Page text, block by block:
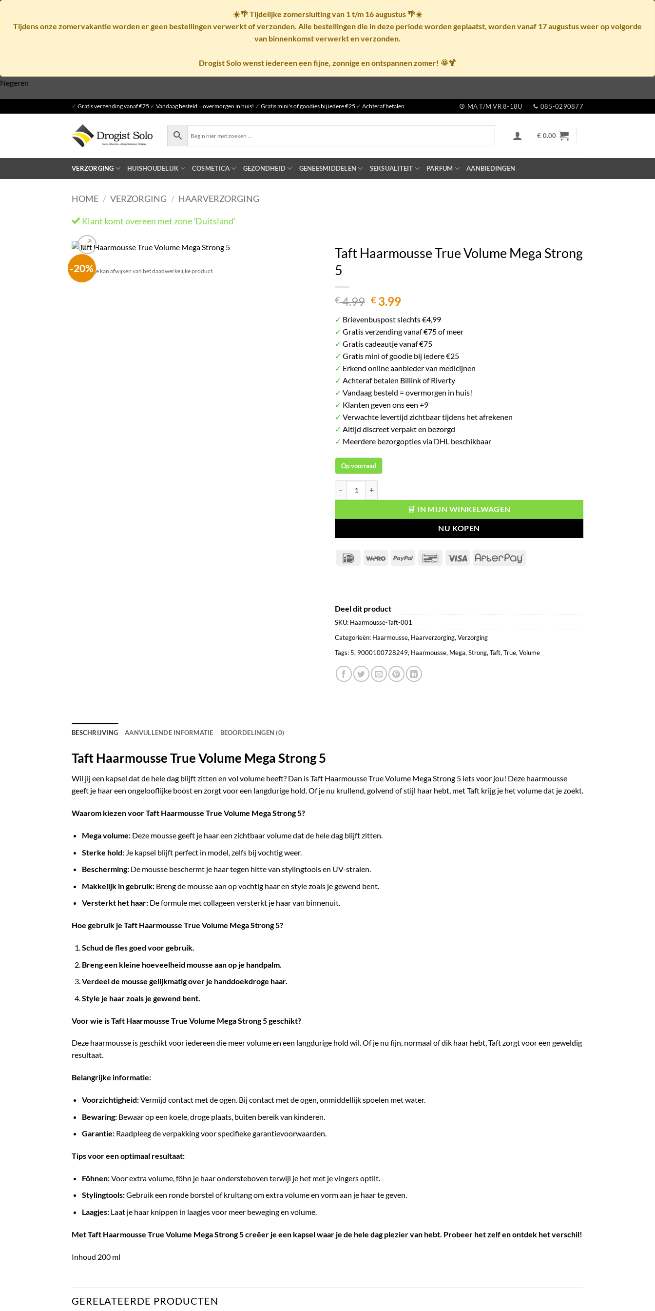
☀️🌴Tijdelijke zomersluiting van 1 t/m 16 augustus🌴☀️
Tijdens onze zomervakantie worden er geen bestellingen verwerkt of verzonden. Alle bestellingen die in deze periode worden geplaatst, worden vanaf 17 augustusweer op volgorde
van binnenkomst verwerkt en verzonden.
Drogist Solo wenst iedereen een fijne, zonnige en ontspannen zomer! 🌞🍹
Negeren
naar
✓ Gratis verzending vanaf €75 ✓ Vandaag besteld = overmorgen in huis! ✓ Gratis mini's of goodies bij iedere €25 ✓ Achteraf betalen MA T/M VR 8-18U 085-0290877
€ 0.00
VERZORGING HUISHOUDELIJK COSMETICA GEZONDHEID GENEESMIDDELEN SEKSUALITEIT PARFUM AANBIEDINGEN
HOME / VERZORGING / HAARVERZORGING
Klant komt overeen met zone 'Duitsland'
-20%
Het plaatje kan afwijken van het daadwerkelijke product.
Het plaatje kan afwijken van het daadwerkelijke product.
Taft Haarmousse True Volume Mega Strong
5
€4.99 Oorspronkelijke
was:
€ 4.99.
€ 3.99Huidige
is:
€ 3.99.
✓ Brievenbuspost slechts €4,99
✓ Gratis verzending vanaf €75 of meer
✓ Gratis cadeautje vanaf €75
✓ Gratis mini of goodie bij iedere €25
✓ Erkend online aanbieder van medicijnen
✓ Achteraf betalen Billink of Riverty
✓ Vandaag besteld = overmorgen in huis!
✓ Klanten geven ons een +9
✓ Verwachte levertijd zichtbaar tijdens het afrekenen
✓ Altijd discreet verpakt en bezorgd
✓ Meerdere bezorgopties via DHL beschikbaar
Op voorraad
🛒 IN MIJN WINKELWAGEN
NU KOPEN
IDeal Wero PayPal Bancontact
Visa AfterPay
Deel dit product
SKU: Haarmousse-Taft-001
Categorieën: Haarmousse, Haarverzorging, Verzorging
Tags: 5, 9000100728249, Haarmousse, Mega, Strong, Taft, True, Volume
BESCHRIJVING AANVULLENDE INFORMATIE BEOORDELINGEN (0)
Taft Haarmousse True Volume Mega Strong 5
Wil jij een kapsel dat de hele dag blijft zitten en vol volume heeft? Dan is Taft Haarmousse True Volume Mega Strong 5 iets voor jou! Deze haarmousse
geeft je haar een ongelooflijke boost en zorgt voor een langdurige hold. Of je nu krullend, golvend of stijl haar hebt, met Taft krijg je het volume dat je zoekt.
Waarom kiezen voor Taft Haarmousse True Volume Mega Strong 5?
Mega volume:Deze mousse geeft je haar een zichtbaar volume dat de hele dag blijft zitten.
Sterke hold:Je kapsel blijft perfect in model, zelfs bij vochtig weer.
Bescherming:De mousse beschermt je haar tegen hitte van stylingtools en UV-stralen.
Makkelijk in gebruik:Breng de mousse aan op vochtig haar en style zoals je gewend bent.
Versterkt het haar:De formule met collageen versterkt je haar van binnenuit.
Hoe gebruik je Taft Haarmousse True Volume Mega Strong 5?
Schud de fles goed voor gebruik.
Breng een kleine hoeveelheid mousse aan op je handpalm.
Verdeel de mousse gelijkmatig over je handdoekdroge haar.
Style je haar zoals je gewend bent.
Voor wie is Taft Haarmousse True Volume Mega Strong 5 geschikt?
Deze haarmousse is geschikt voor iedereen die meer volume en een langdurige hold wil. Of je nu fijn, normaal of dik haar hebt, Taft zorgt voor een geweldig
resultaat.
Belangrijke informatie:
Voorzichtigheid:Vermijd contact met de ogen. Bij contact met de ogen, onmiddellijk spoelen met water.
Bewaring:Bewaar op een koele, droge plaats, buiten bereik van kinderen.
Garantie:Raadpleeg de verpakking voor specifieke garantievoorwaarden.
Tips voor een optimaal resultaat:
Föhnen:Voor extra volume, föhn je haar ondersteboven terwijl je het met je vingers optilt.
Stylingtools:Gebruik een ronde borstel of krultang om extra volume en vorm aan je haar te geven.
Laagjes:Laat je haar knippen in laagjes voor meer beweging en volume.
Met Taft Haarmousse True Volume Mega Strong 5 creëer je een kapsel waar je de hele dag plezier van hebt. Probeer het zelf en ontdek het verschil!
Inhoud 200 ml
GERELATEERDE PRODUCTEN